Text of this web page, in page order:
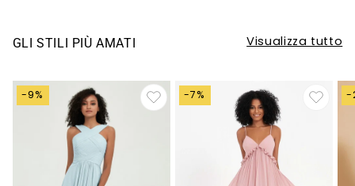
GLI STILI PIÙ AMATI Visualizza tutto
-9% -7% -